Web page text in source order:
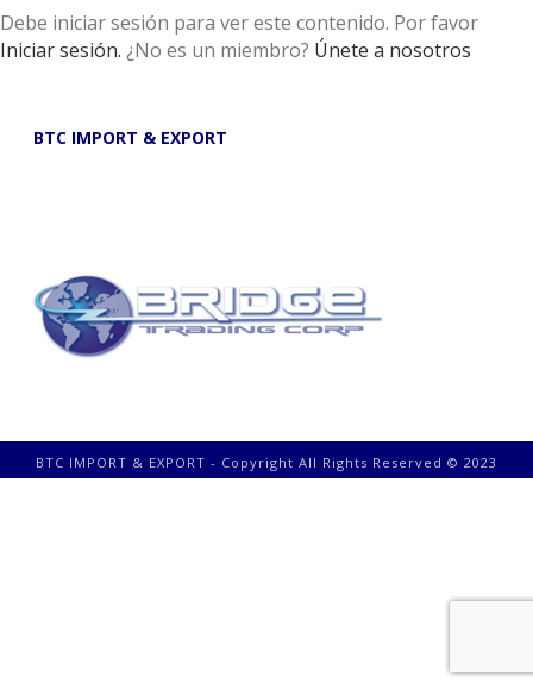
Debe iniciar sesión para ver este contenido. Por favor
Iniciar sesión. ¿No es un miembro? Únete a nosotros
BTC IMPORT & EXPORT
BTC IMPORT & EXPORT - Copyright All Rights Reserved © 2023